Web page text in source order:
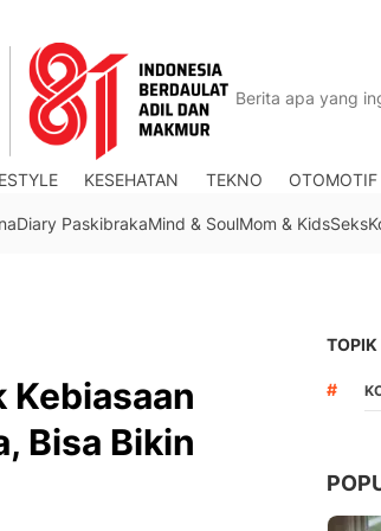
KESEHATAN TEKNO OTOMOTIF
Diary PaskibrakaMind & SoulMom & KidsSeks
Kebiasaan
Bisa Bikin
TOPIK
#